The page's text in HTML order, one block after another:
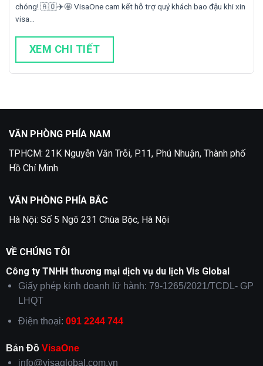
chóng! 🇦🇴✈️🤩 VisaOne cam kết hỗ trợ quý khách bao đậu khi xin
visa…
XEM CHI TIẾT
VĂN PHÒNG PHÍA NAM
TPHCM: 21K Nguyễn Văn Trỗi, P.11, Phú Nhuận, Thành phố
Hồ Chí Minh
VĂN PHÒNG PHÍA BẮC
Hà Nội: Số 5 Ngõ 231 Chùa Bộc, Hà Nội
VỀ CHÚNG TÔI
Công ty TNHH thương mại dịch vụ du lịch Vis Global
Giấy phép kinh doanh lữ hành: 79-1265/2021/TCDL- GP
LHQT
Điện thoại: 091 2244 744
Bản Đồ VisaOne
info@visaglobal.com.vn